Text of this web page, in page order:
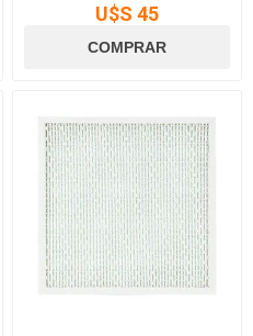
U$S 45